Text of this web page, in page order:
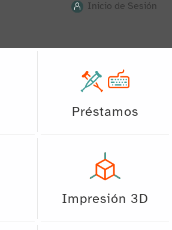
Inicio de Sesión
Préstamos
Impresión 3D